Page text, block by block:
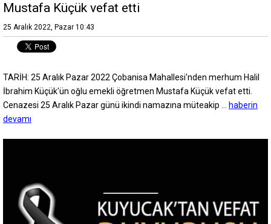
Mustafa Küçük vefat etti
25 Aralık 2022, Pazar 10:43
TARİH: 25 Aralık Pazar 2022 Çobanisa Mahallesi'nden merhum Halil
İbrahim Küçük'ün oğlu emekli öğretmen Mustafa Küçük vefat etti.
Cenazesi 25 Aralık Pazar günü ikindi namazına müteakip ...
haberin
devamı